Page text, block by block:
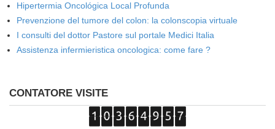
Hipertermia Oncológica Local Profunda
Prevenzione del tumore del colon: la colonscopia virtuale
I consulti del dottor Pastore sul portale Medici Italia
Assistenza infermieristica oncologica: come fare ?
CONTATORE VISITE